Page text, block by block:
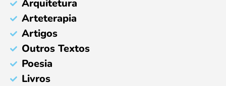
Arquitetura
Arteterapia
Artigos
Outros Textos
Poesia
Livros